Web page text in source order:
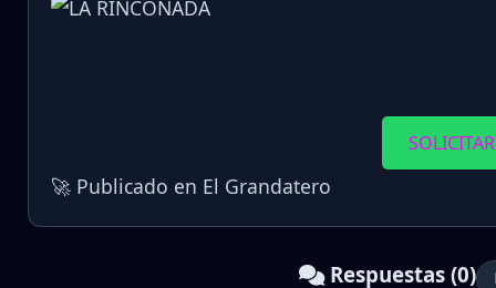
🚀 Publicado en El Grandatero
Respuestas (0)